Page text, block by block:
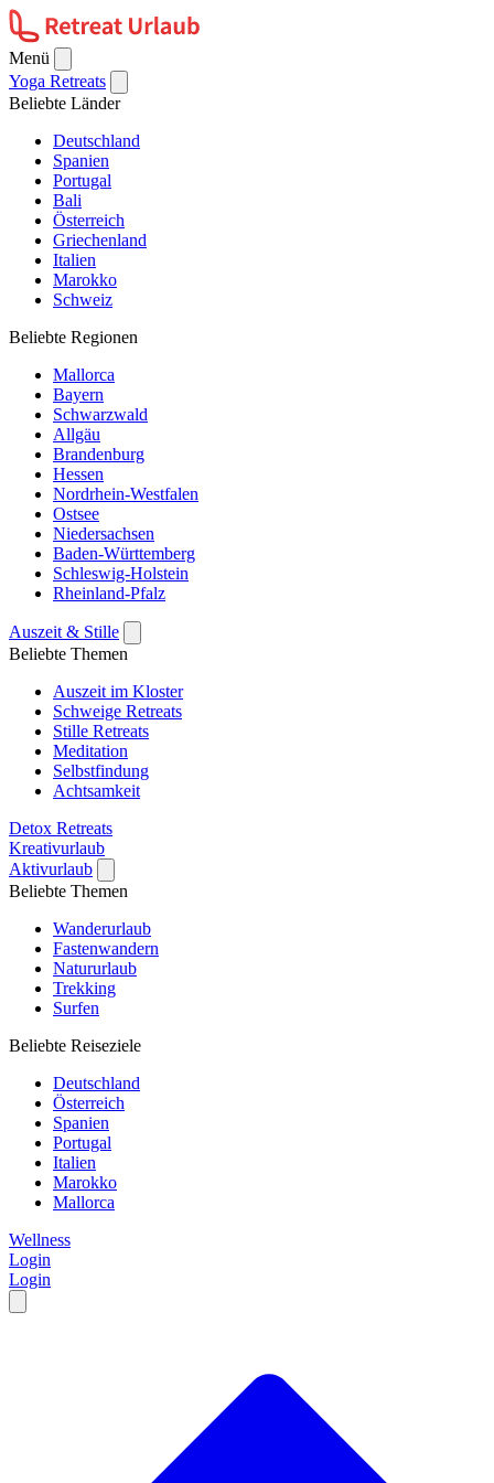
Menü
Yoga Retreats
Beliebte Länder
Deutschland
Spanien
Portugal
Bali
Österreich
Griechenland
Italien
Marokko
Schweiz
Beliebte Regionen
Mallorca
Bayern
Schwarzwald
Allgäu
Brandenburg
Hessen
Nordrhein-Westfalen
Ostsee
Niedersachsen
Baden-Württemberg
Schleswig-Holstein
Rheinland-Pfalz
Auszeit & Stille
Beliebte Themen
Auszeit im Kloster
Schweige Retreats
Stille Retreats
Meditation
Selbstfindung
Achtsamkeit
Detox Retreats
Kreativurlaub
Aktivurlaub
Beliebte Themen
Wanderurlaub
Fastenwandern
Natururlaub
Trekking
Surfen
Beliebte Reiseziele
Deutschland
Österreich
Spanien
Portugal
Italien
Marokko
Mallorca
Wellness
Login
Login